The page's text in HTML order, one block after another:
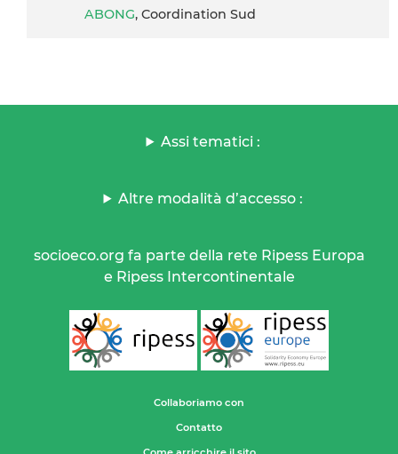
ABONG, Coordination Sud
Assi tematici :
Altre modalità d’accesso :
socioeco.org fa parte della rete Ripess Europa
e Ripess Intercontinentale
Collaboriamo con
Contatto